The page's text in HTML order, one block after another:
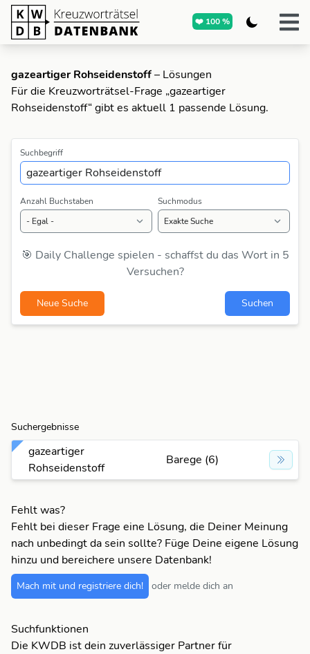
❤️ 100 %
gazeartiger Rohseidenstoff– Lösungen
Für die Kreuzworträtsel-Frage „gazeartiger
Rohseidenstoff“ gibt es aktuell 1 passende Lösung.
Suchbegriff
Anzahl Buchstaben Suchmodus
🎯 Daily Challenge spielen - schaffst du das Wort in 5
Versuchen?
Neue Suche Suchen
Suchergebnisse
gazeartiger
Rohseidenstoff
Barege (6)
Fehlt was?
Fehlt bei dieser Frage eine Lösung, die Deiner Meinung
nach unbedingt da sein sollte? Füge Deine eigene Lösung
hinzu und bereichere unsere Datenbank!
Mach mit und registriere dich! oder melde dich an
Suchfunktionen
Die KWDB ist dein zuverlässiger Partner für